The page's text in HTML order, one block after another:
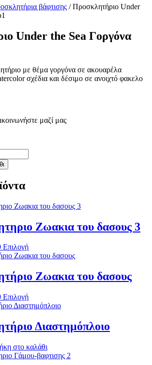
βάφτισης / Προσκλητήριο Under
Under the Sea Γοργόνα
με θέμα γοργόνα σε ακουαρέλα
σχέδια και δέσιμο σε ανοιχτό φακελο
μαζί μας
Ζωακια του δασους 3
Price
range:
through
€1.00
ΕπιλογήΑυτό
το
έχει
πολλαπλές
Οι
επιλογές
να
επιλεγούν
στη
σελίδα
του
Ζωακια του δασους
Price
range:
through
€1.00
ΕπιλογήΑυτό
το
έχει
πολλαπλές
Οι
επιλογές
Διαστημόπλοιο
στο καλάθι